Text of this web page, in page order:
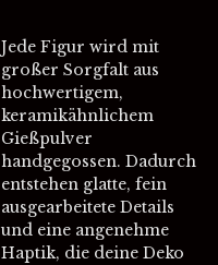
Jede Figur wird mit
großer Sorgfalt aus
hochwertigem,
keramikähnlichem
Gießpulver
handgegossen. Dadurch
entstehen glatte, fein
ausgearbeitete Details
und eine angenehme
Haptik, die deine Deko